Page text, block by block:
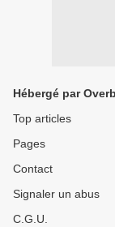
Hébergé par
Top articles
Pages
Contact
Signaler un abus
C.G.U.